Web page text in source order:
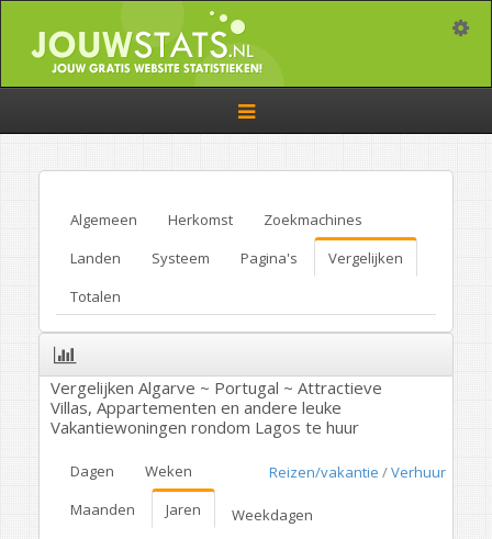
Toggle
navigation
Algemeen Herkomst
Zoekmachines
Landen
Systeem Pagina's
Vergelijken
Totalen
Vergelijken Algarve ~ Portugal ~ Attractieve
Villas, Appartementen en andere leuke
Vakantiewoningen rondom Lagos te huur
Reizen/vakantie /Verhuur
Dagen
Weken
Maanden
Jaren
Weekdagen